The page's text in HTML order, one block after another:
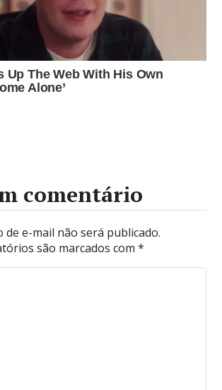
comentário
de e-mail não será publicado.
são marcados com*